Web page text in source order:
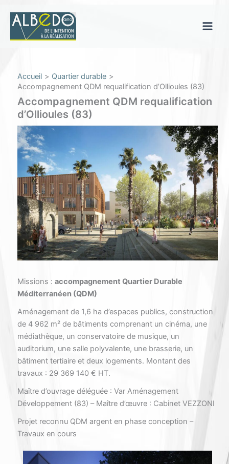
contenu
Accueil
Quartier durable
Accompagnement QDM requalification d’Ollioules (83)
Accompagnement QDM requalification
d’Ollioules (83)
Missions :accompagnement Quartier Durable
Méditerranéen (QDM)
Aménagement de 1,6 ha d’espaces publics, construction
de 4 962 m² de bâtiments comprenant un cinéma, une
médiathèque, un conservatoire de musique, un
auditorium, une salle polyvalente, une brasserie, un
bâtiment tertiaire et deux logements. Montant des
travaux : 29 369 140 € HT.
Maître d’ouvrage déléguée : Var Aménagement
Développement (83) – Maître d’œuvre : Cabinet VEZZONI
Projet reconnu QDM argent en phase conception –
Travaux en cours